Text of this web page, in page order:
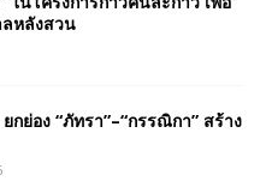
ลหลังสวน
กย่อง “ภัทรา”–“กรรณิกา” สร้าง